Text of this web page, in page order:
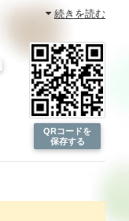
続きを読む
QRコードを
保存する